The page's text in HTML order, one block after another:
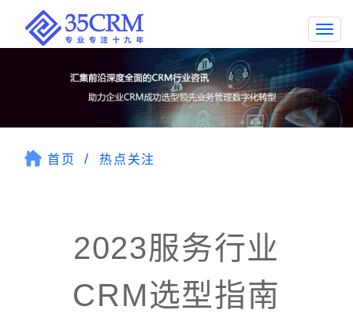
首页 热点关注
2023服务行业
CRM选型指南